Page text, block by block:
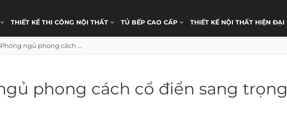
THIẾT KẾ THI CÔNG NỘI THẤT TỦ BẾP CAO CẤP THIẾT KẾ NỘI THẤT HIỆN ĐẠI
Phòng ngủ phong cách cổ điển sang trọng
phong cách cổ điển sang trọng